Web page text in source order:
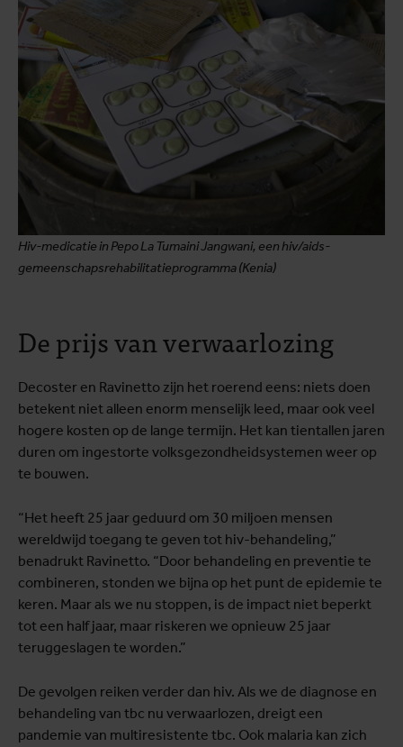
Hiv-medicatie in Pepo La Tumaini Jangwani, een hiv/aids-
gemeenschapsrehabilitatieprogramma (Kenia)
De prijs van verwaarlozing
Decoster en Ravinetto zijn het roerend eens: niets doen
betekent niet alleen enorm menselijk leed, maar ook veel
hogere kosten op de lange termijn. Het kan tientallen jaren
duren om ingestorte volksgezondheidsystemen weer op
te bouwen.
“Het heeft 25 jaar geduurd om 30 miljoen mensen
wereldwijd toegang te geven tot hiv-behandeling,”
benadrukt Ravinetto. “Door behandeling en preventie te
combineren, stonden we bijna op het punt de epidemie te
keren. Maar als we nu stoppen, is de impact niet beperkt
tot een half jaar, maar riskeren we opnieuw 25 jaar
teruggeslagen te worden.”
De gevolgen reiken verder dan hiv. Als we de diagnose en
behandeling van tbc nu verwaarlozen, dreigt een
pandemie van multiresistente tbc. Ook malaria kan zich